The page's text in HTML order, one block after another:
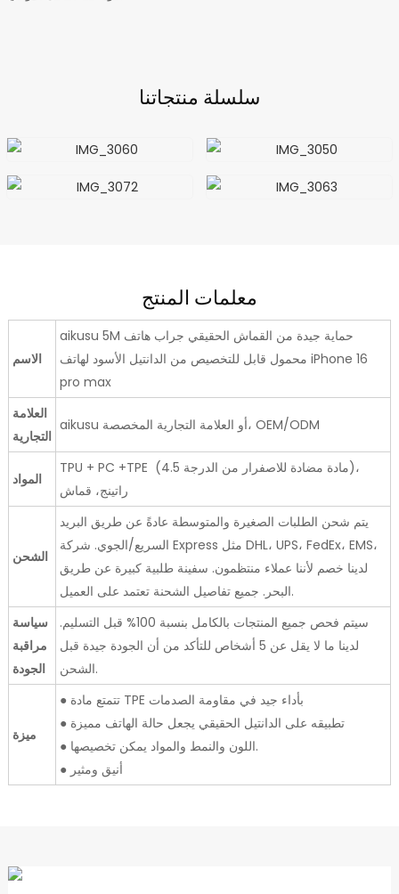
سلسلة منتجاتنا
معلمات المنتج
الاسم
aikusu 5M حماية جيدة من القماش الحقيقي جراب هاتف
محمول قابل للتخصيص من الدانتيل الأسود لهاتف iPhone 16
pro max
العلامة
التجارية
aikusu أو العلامة التجارية المخصصة، OEM/ODM
المواد
TPU + PC +TPE (مادة مضادة للاصفرار من الدرجة 4.5)،
راتينج، قماش
الشحن
يتم شحن الطلبات الصغيرة والمتوسطة عادةً عن طريق البريد
السريع/الجوي. شركة Express مثل DHL، UPS، FedEx، EMS،
لدينا خصم لأننا عملاء منتظمون. سفينة طلبية كبيرة عن طريق
البحر. جميع تفاصيل الشحنة تعتمد على العميل.
سياسة
مراقبة
الجودة
سيتم فحص جميع المنتجات بالكامل بنسبة 100% قبل التسليم.
لدينا ما لا يقل عن 5 أشخاص للتأكد من أن الجودة جيدة قبل
الشحن.
ميزة
● تتمتع مادة TPE بأداء جيد في مقاومة الصدمات
● تطبيقه على الدانتيل الحقيقي يجعل حالة الهاتف مميزة
● اللون والنمط والمواد يمكن تخصيصها.
● أنيق ومثير